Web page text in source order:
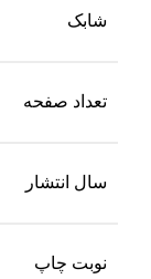
شابک
تعداد صفحه
سال انتشار
نوبت چاپ